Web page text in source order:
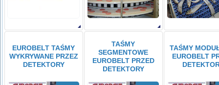
EUROBELT TAŚMY
WYKRYWANE PRZEZ
DETEKTORY
TAŚMY
SEGMENTOWE
EUROBELT PRZED
DETEKTORY
TAŚMY
EUROBELT